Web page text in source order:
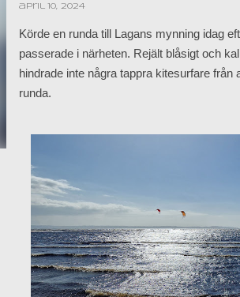
april 10, 2024
Körde en runda till Lagans mynning idag
passerade i närheten. Rejält blåsigt och
hindrade inte några tappra kitesurfare från
runda.